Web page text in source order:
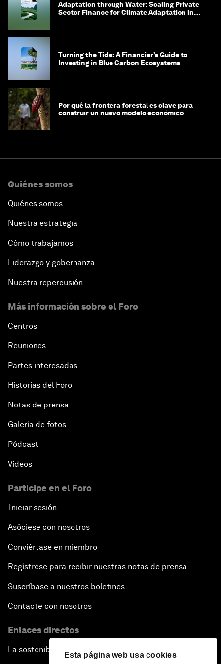
Esta página web usa cookies
Adaptation through Water: Scaling Private
Sector Finance for Climate Adaptation in
Turning the Tide: A Financier’s Guide to
Investing in Blue Carbon Ecosystems
Por qué la frontera forestal es clave para
construir un nuevo modelo económico
Quiénes somos
Quiénes somos
Nuestra estrategia
Cómo trabajamos
Liderazgo y gobernanza
Nuestra repercusión
Más información sobre el Foro
Centros
Reuniones
Partes interesadas
Historias del Foro
Notas de prensa
Galería de fotos
Pódcast
Vídeos
Participe en el Foro
Iniciar sesión
Asóciese con nosotros
Conviértase en miembro
Regístrese para recibir nuestras notas de prensa
Suscríbase a nuestros boletines
Contacte con nosotros
Enlaces directos
La sostenibilidad en el Foro